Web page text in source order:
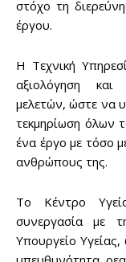
στόχο τη
έργου.
Η Τεχνική
αξιολόγηση
μελετών, ώστε να
τεκμηρίωση όλων
ένα έργο με τόσο
ανθρώπους της.
Το Κέντρο
συνεργασία με
Υπουργείο